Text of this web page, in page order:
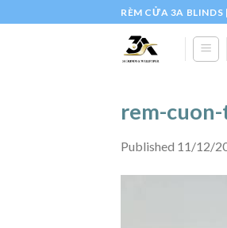
to
RÈM CỬA 3A
rem-
Published 11/12/